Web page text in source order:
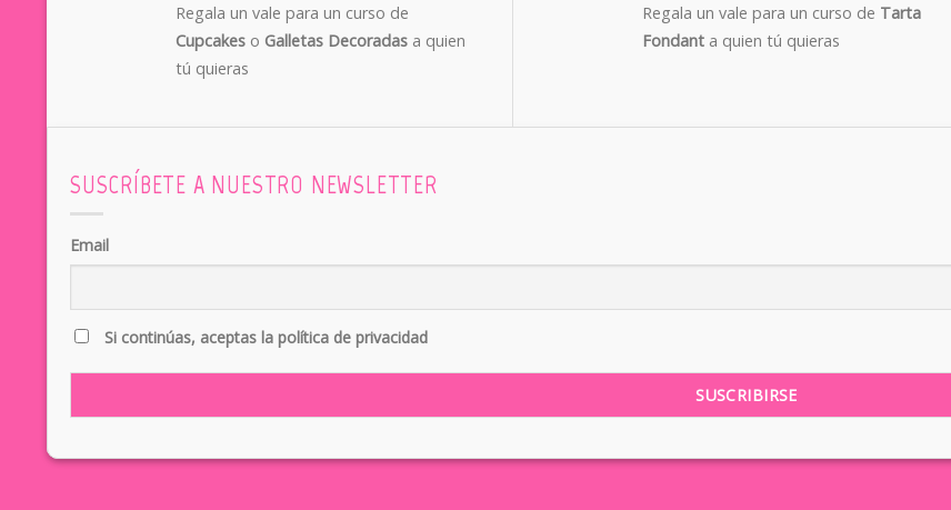
Regala un vale para un curso de
Cupcakes o Galletas Decoradas a quien
tú quieras
Regala un vale para un curso de Tarta
Fondant a quien tú quieras
SUSCRÍBETE A NUESTRO NEWSLETTER
Email
Si continúas, aceptas la política de privacidad